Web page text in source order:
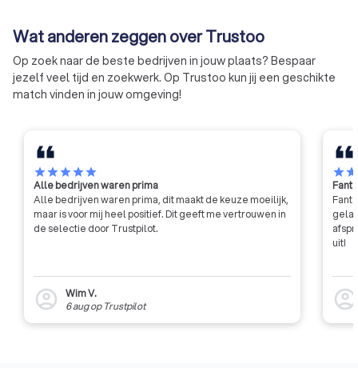
Wat anderen zeggen over Trustoo
Op zoek naar de beste bedrijven in jouw plaats? Bespaar
jezelf veel tijd en zoekwerk. Op Trustoo kun jij een geschikte
match vinden in jouw omgeving!
starstarstarstarstar
Alle bedrijven waren prima
Alle bedrijven waren prima, dit maakt de keuze moeilijk,
maar is voor mij heel positief. Dit geeft me vertrouwen in
de selectie door Trustpilot.
account_circle
Wim V.
6 augop Trustpilot
starstar
uit!
account_circle